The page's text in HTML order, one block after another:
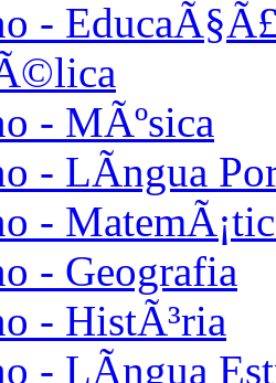
-
- MÃºsica
- LÃ­ngua
-
- Geografia
- HistÃ³ria
- LÃ­ngua